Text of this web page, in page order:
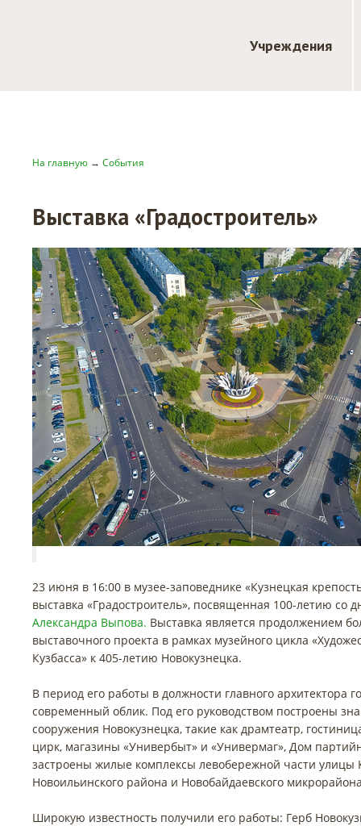
Учреждения
На главную → События
Выставка «Градостроитель»
23 июня в 16:00 в музее-заповеднике «Кузнецкая
выставка «Градостроитель», посвященная 100-летию со
Александра Выпова. Выставка является продолжением
выставочного проекта в рамках музейного цикла
Кузбасса» к 405-летию Новокузнецка.
В период его работы в должности главного архитектора
современный облик. Под его руководством построены
сооружения Новокузнецка, такие как драмтеатр,
цирк, магазины «Универбыт» и «Универмаг», Дом
застроены жилые комплексы левобережной части улицы
Новоильинского района и Новобайдаевского
Широкую известность получили его работы: Герб